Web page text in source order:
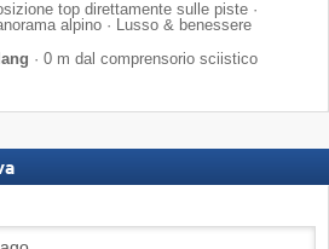
top direttamente sulle piste ·
alpino · Lusso & benessere
· 0 m dal comprensorio sciistico